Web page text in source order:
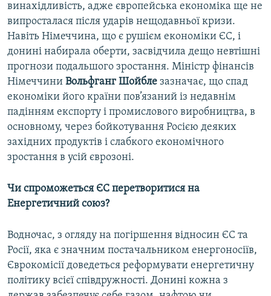
винахідливість, адже європейська економіка ще не
випросталася після ударів нещодавньої кризи.
Навіть Німеччина, що є рушієм економіки ЄС, і
донині набирала оберти, засвідчила дещо невтішні
прогнози подальшого зростання. Міністр фінансів
Німеччини Вольфганг Шойбле зазначає, що спад
економіки його країни пов’язаний із недавнім
падінням експорту і промислового виробництва, в
основному, через бойкотування Росією деяких
західних продуктів і слабкого економічного
зростання в усій єврозоні.
Чи спроможеться ЄС перетворитися на
Енергетичний союз?
Водночас, з огляду на погіршення відносин ЄС та
Росії, яка є значним постачальником енергоносіїв,
Єврокомісії доведеться реформувати енергетичну
політику всієї співдружності. Донині кожна з